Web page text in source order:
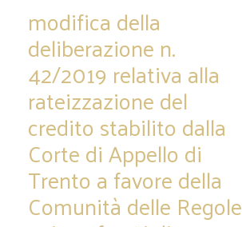
modifica della
deliberazione n.
42/2019 relativa alla
rateizzazione del
credito stabilito dalla
Corte di Appello di
Trento a favore della
Comunità delle Regole